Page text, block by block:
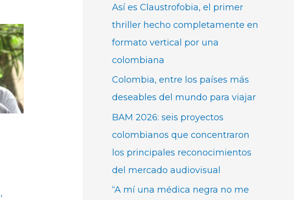
,
Así es Claustrofobia, el primer
thriller hecho completamente en
formato vertical por una
colombiana
Colombia, entre los países más
deseables del mundo para viajar
BAM 2026: seis proyectos
colombianos que concentraron
los principales reconocimientos
del mercado audiovisual
“A mí una médica negra no me